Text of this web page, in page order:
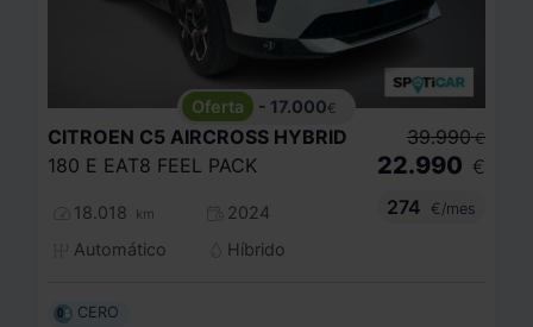
- 17.000€
CITROEN C5 AIRCROSS HYBRID
180 E EAT8 FEEL PACK
18.018 km
2024
Automático
Híbrido
39.990 €
22.990 €
274
€/mes
CERO